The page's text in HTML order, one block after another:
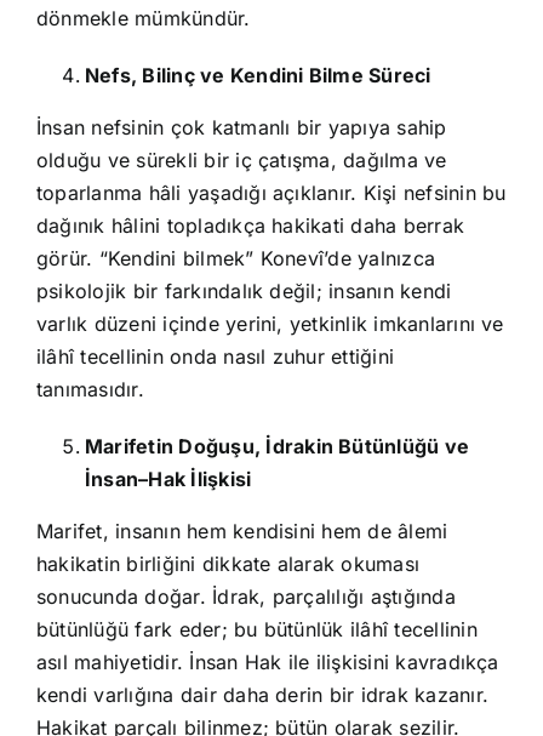
dönmekle mümkündür.
Nefs, Bilinç ve Kendini Bilme Süreci
İnsan nefsinin çok katmanlı bir yapıya sahip
olduğu ve sürekli bir iç çatışma, dağılma ve
toparlanma hâli yaşadığı açıklanır. Kişi nefsinin bu
dağınık hâlini topladıkça hakikati daha berrak
görür. “Kendini bilmek” Konevî’de yalnızca
psikolojik bir farkındalık değil; insanın kendi
varlık düzeni içinde yerini, yetkinlik imkanlarını ve
ilâhî tecellinin onda nasıl zuhur ettiğini
tanımasıdır.
Marifetin Doğuşu, İdrakin Bütünlüğü ve
İnsan–Hak İlişkisi
Marifet, insanın hem kendisini hem de âlemi
hakikatin birliğini dikkate alarak okuması
sonucunda doğar. İdrak, parçalılığı aştığında
bütünlüğü fark eder; bu bütünlük ilâhî tecellinin
asıl mahiyetidir. İnsan Hak ile ilişkisini kavradıkça
kendi varlığına dair daha derin bir idrak kazanır.
Hakikat parçalı bilinmez; bütün olarak sezilir.